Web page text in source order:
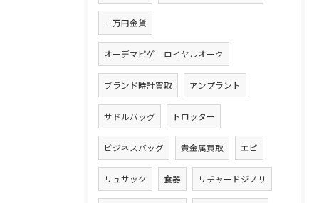
一万円金貨
オーデマピゲ ロイヤルオーク
ブランド時計買取 アンプラント
サドルバッグ トロッター
ビジネスバッグ 貴金属買取 エピ
リュサック 食器 リチャードジノリ